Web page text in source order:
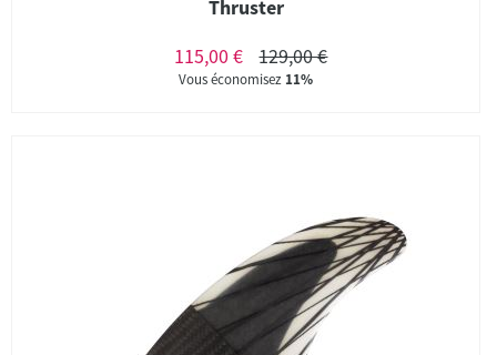
Thruster
115,00 €
129,00 €
Vous économisez 11%